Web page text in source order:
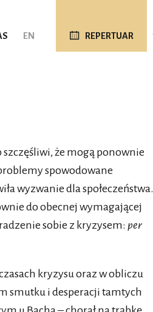
EN REPERTUAR
że mogą ponownie
spowodowane
wyzwanie dla społeczeństwa.
do obecnej wymagającej
sobie z kryzysem: per
kryzysu oraz w obliczu
smutku i desperacji tamtych